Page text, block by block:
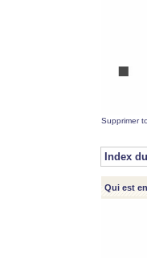
Supprimer
Index
Qui est